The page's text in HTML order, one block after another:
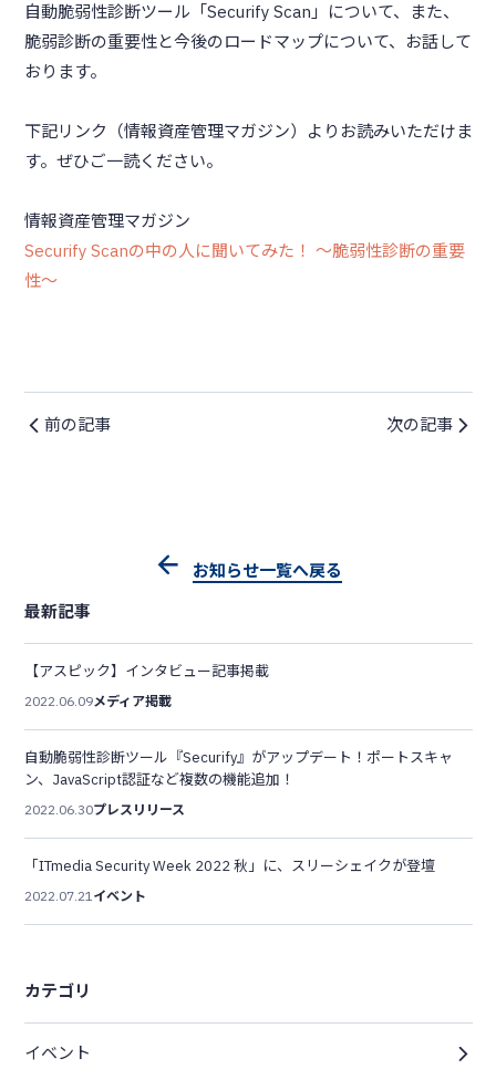
自動脆弱性診断ツール「Securify Scan」について、また、
脆弱診断の重要性と今後のロードマップについて、お話して
おります。
下記リンク（情報資産管理マガジン）よりお読みいただけま
す。ぜひご一読ください。
情報資産管理マガジン
Securify Scanの中の人に聞いてみた！ 〜脆弱性診断の重要
性〜
前の記事 次の記事
お知らせ一覧へ戻る
最新記事
【アスピック】インタビュー記事掲載
2022.06.09メディア掲載
自動脆弱性診断ツール『Securify』がアップデート！ポートスキャ
ン、JavaScript認証など複数の機能追加！
2022.06.30プレスリリース
「ITmedia Security Week 2022 秋」に、スリーシェイクが登壇
2022.07.21イベント
カテゴリ
イベント